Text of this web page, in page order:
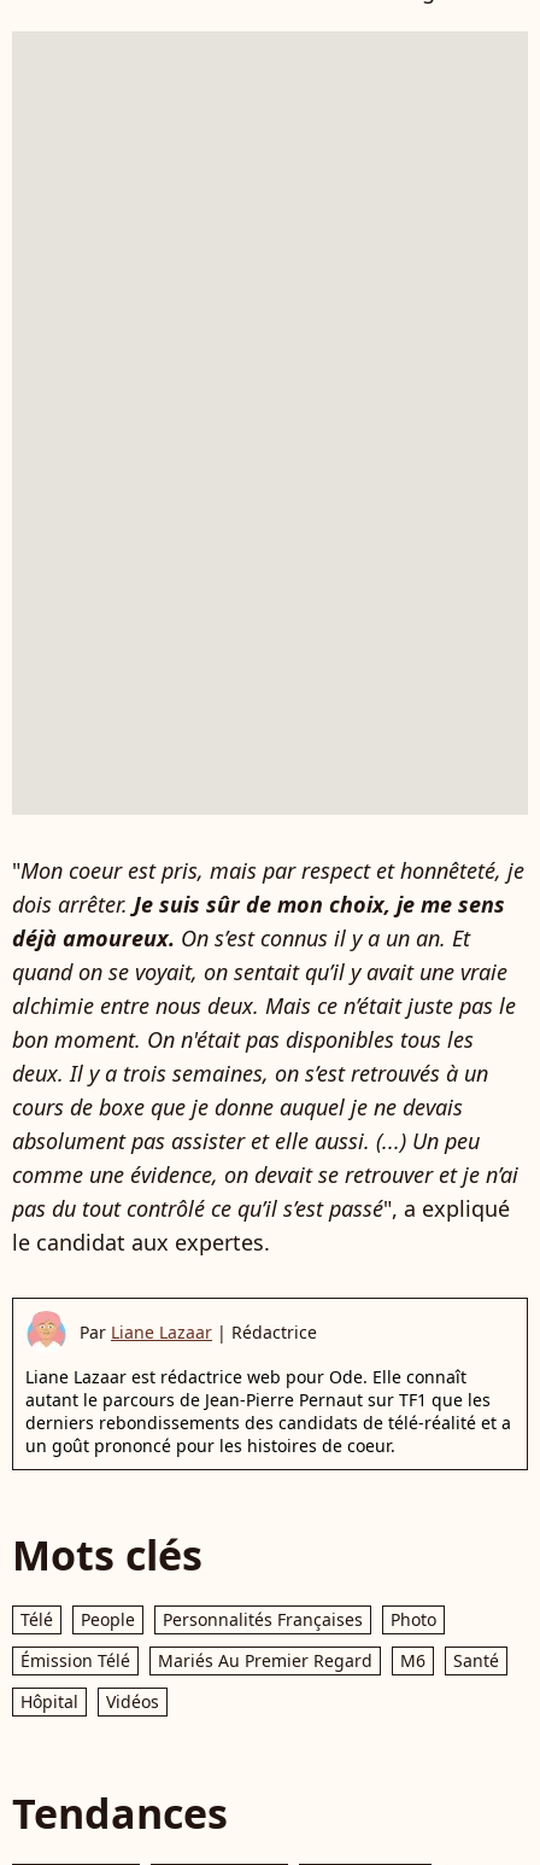
"Mon coeur est pris, mais par respect et honnêteté, je
dois arrêter. Je suis sûr de mon choix, je me sens
déjà amoureux. On s’est connus il y a un an. Et
quand on se voyait, on sentait qu’il y avait une vraie
alchimie entre nous deux. Mais ce n’était juste pas le
bon moment. On n'était pas disponibles tous les
deux. Il y a trois semaines, on s’est retrouvés à un
cours de boxe que je donne auquel je ne devais
absolument pas assister et elle aussi. (...) Un peu
comme une évidence, on devait se retrouver et je n’ai
pas du tout contrôlé ce qu’il s’est passé", a expliqué
le candidat aux expertes.
Par Liane Lazaar | Rédactrice
Liane Lazaar est rédactrice web pour Ode. Elle connaît
autant le parcours de Jean-Pierre Pernaut sur TF1 que les
derniers rebondissements des candidats de télé-réalité et a
un goût prononcé pour les histoires de coeur.
Mots clés
Télé People Personnalités Françaises
Photo
Émission Télé
Mariés Au Premier Regard M6
Santé
Hôpital
Vidéos
Tendances